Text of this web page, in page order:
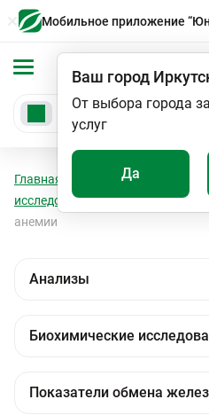
Мобильное приложение
Ваш город
От выбора города
услуг
Да
Главная Анализы
исследования
Показатели
анемии